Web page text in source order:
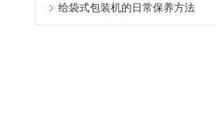
给袋式包装机的日常保养方法